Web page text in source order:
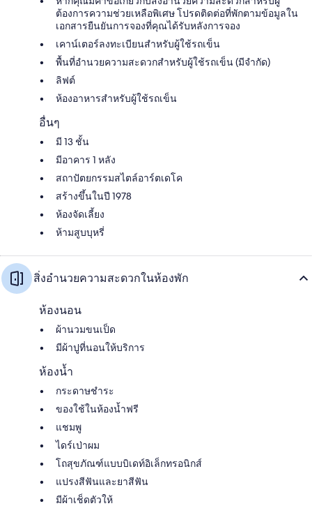
ต้องการความช่วยเหลือพิเศษ โปรดติดต่อที่พักตามข้อมูลใน
เอกสารยืนยันการจองที่คุณได้รับหลังการจอง
เคาน์เตอร์ลงทะเบียนสำหรับผู้ใช้รถเข็น
พื้นที่อำนวยความสะดวกสำหรับผู้ใช้รถเข็น (มีจำกัด)
ลิฟต์
ห้องอาหารสำหรับผู้ใช้รถเข็น
อื่นๆ
มี 13 ชั้น
มีอาคาร 1 หลัง
สถาปัตยกรรมสไตล์อาร์ตเดโค
สร้างขึ้นในปี 1978
ห้องจัดเลี้ยง
ห้ามสูบบุหรี่
สิ่งอำนวยความสะดวกในห้องพัก
ห้องนอน
ผ้านวมขนเป็ด
มีผ้าปูที่นอนให้บริการ
ห้องน้ำ
กระดาษชำระ
ของใช้ในห้องน้ำฟรี
แชมพู
ไดร์เป่าผม
โถสุขภัณฑ์แบบบิเดท์อิเล็กทรอนิกส์
แปรงสีฟันและยาสีฟัน
มีผ้าเช็ดตัวให้